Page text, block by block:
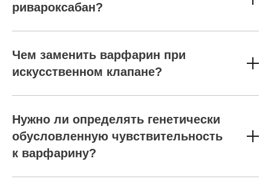
ривароксабан?
Чем заменить варфарин при
искусственном клапане?
Нужно ли определять генетически
обусловленную чувствительность
к варфарину?